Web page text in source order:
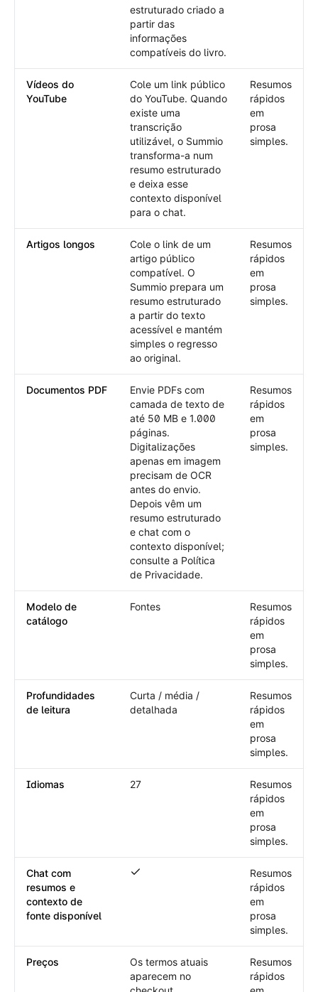
estruturado criado a
partir das
informações
compatíveis do livro.
Vídeos do
YouTube
Cole um link público
do YouTube. Quando
existe uma
transcrição
utilizável, o Summio
transforma-a num
resumo estruturado
e deixa esse
contexto disponível
para o chat.
Resumos
rápidos
em
prosa
simples.
Artigos longos
Cole o link de um
artigo público
compatível. O
Summio prepara um
resumo estruturado
a partir do texto
acessível e mantém
simples o regresso
ao original.
Resumos
rápidos
em
prosa
simples.
Documentos PDF
Envie PDFs com
camada de texto de
até 50 MB e 1.000
páginas.
Digitalizações
apenas em imagem
precisam de OCR
antes do envio.
Depois vêm um
resumo estruturado
e chat com o
contexto disponível;
consulte a Política
de Privacidade.
Resumos
rápidos
em
prosa
simples.
Modelo de
catálogo
Fontes
Resumos
rápidos
em
prosa
simples.
Profundidades
de leitura
Curta / média /
detalhada
Resumos
rápidos
em
prosa
simples.
Idiomas 27
Resumos
rápidos
em
prosa
simples.
Chat com
resumos e
contexto de
fonte disponível
Chat com resumos e contexto de fonte
Resumos
rápidos
em
prosa
simples.
Preços
Os termos atuais
aparecem no
Resumos
rápidos